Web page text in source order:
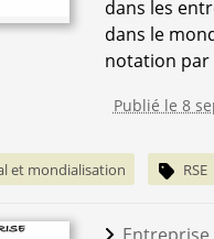
dans les
dans le
notation par
Publié le 8
et mondialisation RSE